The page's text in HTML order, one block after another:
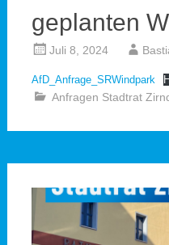
geplanten
Juli 8, 2024
AfD_Anfrage_SRWindpark
Anfragen Stadtrat